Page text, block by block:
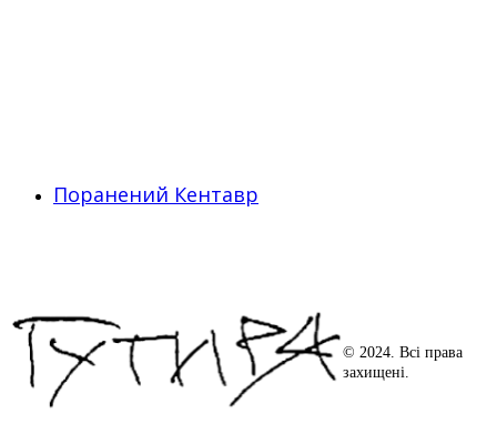
Поранений Кентавр
© 2024. Всі права
захищені.